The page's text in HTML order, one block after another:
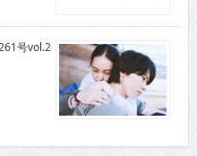
号vol.2